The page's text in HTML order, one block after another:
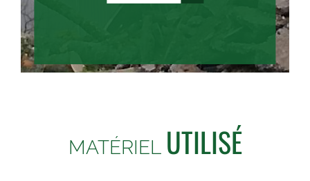
MATÉRIEL UTILISÉ